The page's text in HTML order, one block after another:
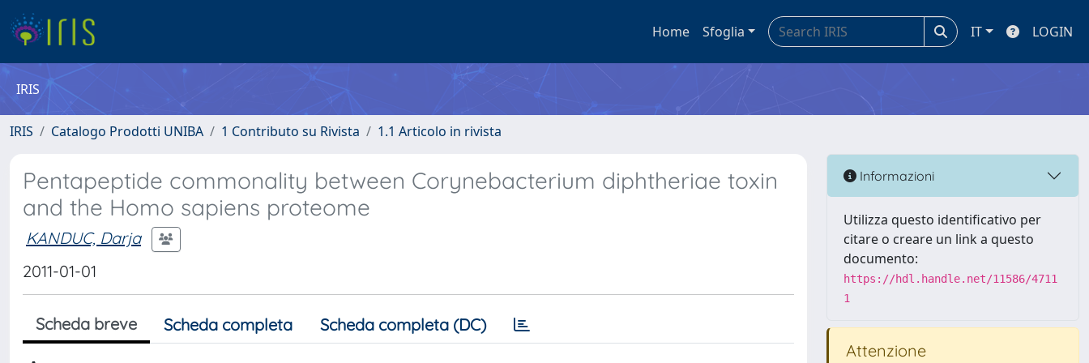
Home Sfoglia IT LOGIN
IRIS
IRIS Catalogo Prodotti UNIBA 1 Contributo su Rivista 1.1 Articolo in rivista
Pentapeptide commonality between Corynebacterium diphtheriae toxin
and the Homo sapiens proteome
KANDUC, Darja
2011-01-01
Scheda breve Scheda completa Scheda completa (DC)
Informazioni
Utilizza questo identificativo per
citare o creare un link a questo
documento:
https://hdl.handle.net/11586/4711
1
Attenzione